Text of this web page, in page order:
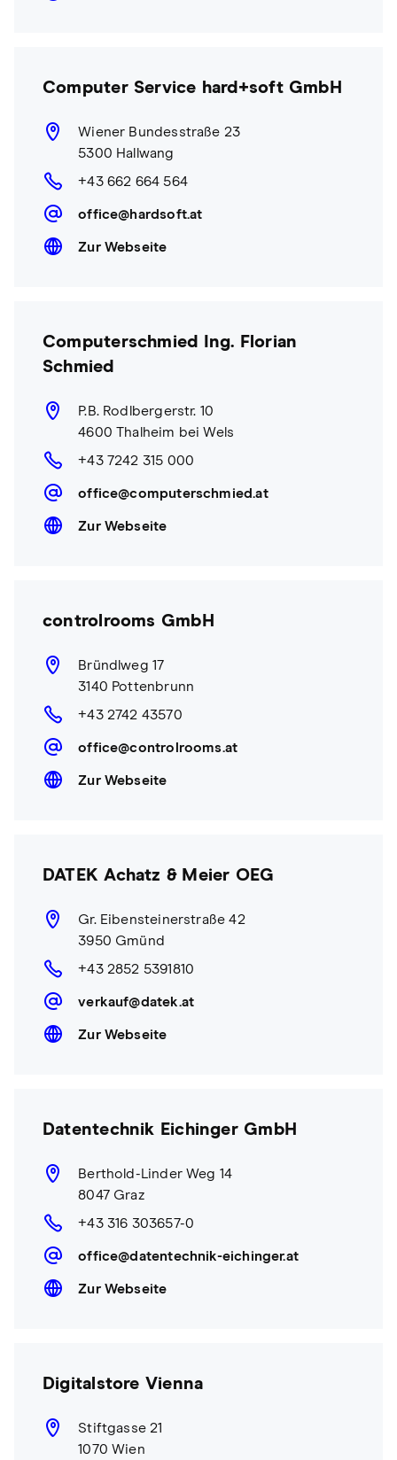
Computer Service hard+soft GmbH
Wiener Bundesstraße 23
5300 Hallwang
+43 662 664 564
office@hardsoft.at
Zur Webseite
Computerschmied Ing. Florian
Schmied
P.B. Rodlbergerstr. 10
4600 Thalheim bei Wels
+43 7242 315 000
office@computerschmied.at
Zur Webseite
controlrooms GmbH
Bründlweg 17
3140 Pottenbrunn
+43 2742 43570
office@controlrooms.at
Zur Webseite
DATEK Achatz & Meier OEG
Gr. Eibensteinerstraße 42
3950 Gmünd
+43 2852 5391810
verkauf@datek.at
Zur Webseite
Datentechnik Eichinger GmbH
Berthold-Linder Weg 14
8047 Graz
+43 316 303657-0
office@datentechnik-eichinger.at
Zur Webseite
Digitalstore Vienna
Stiftgasse 21
1070 Wien